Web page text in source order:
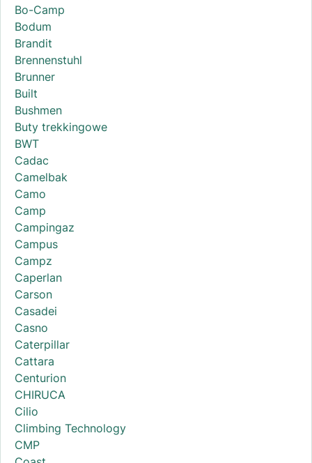
Bo-Camp
Bodum
Brandit
Brennenstuhl
Brunner
Built
Bushmen
Buty trekkingowe
BWT
Cadac
Camelbak
Camo
Camp
Campingaz
Campus
Campz
Caperlan
Carson
Casadei
Casno
Caterpillar
Cattara
Centurion
CHIRUCA
Cilio
Climbing Technology
CMP